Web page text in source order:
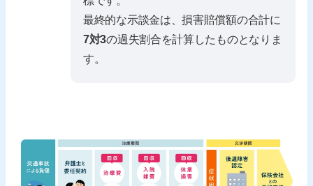
最終的な示談金は、損害賠償額の合計に
7対3の過失割合を計算したものとなりま
す。